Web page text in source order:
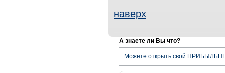
наверх
А знаете ли Вы что?
Можете открыть свой